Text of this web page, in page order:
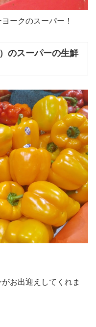
ークのスーパー！
のスーパーの生鮮
お出迎えしてくれま